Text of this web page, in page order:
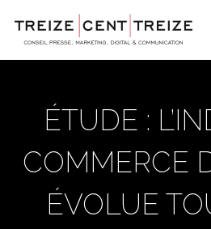
ÉTUDE :
COMMERCE
ÉVOLUE